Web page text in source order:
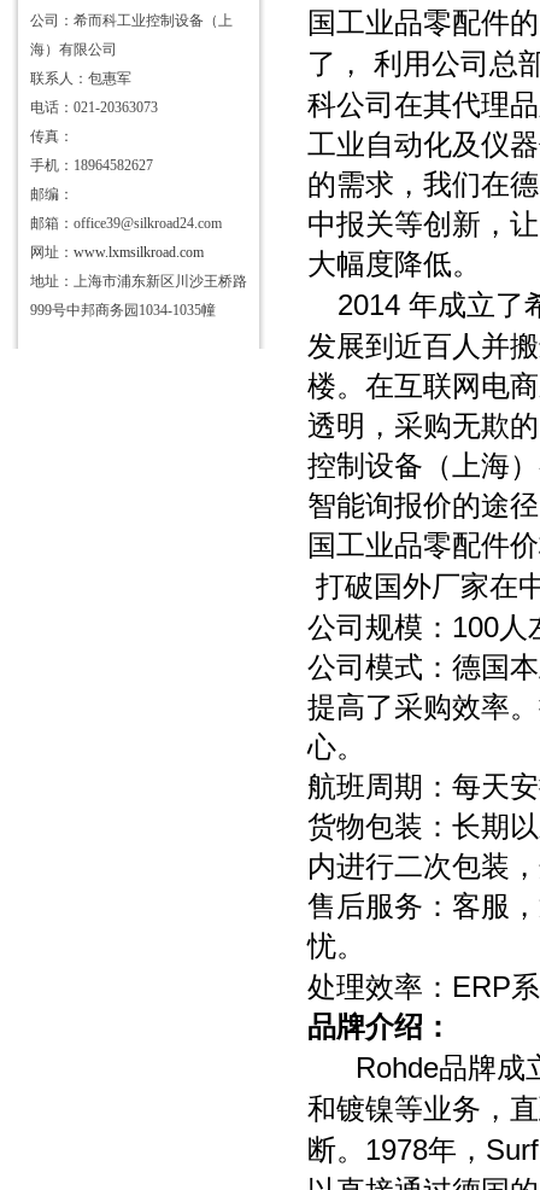
公司：希而科工业控制设备（上
海）有限公司
联系人：包惠军
电话：021-20363073
传真：
手机：18964582627
邮编：
邮箱：office39@silkroad24.com
网址： www.lxmsilkroad.com
地址：上海市浦东新区川沙王桥路
999号中邦商务园1034-1035幢
国工业品零配件
了，
利用公司总
科公司在其代理
工业自动化及仪
的需求，我们在
中报关等创新，
大幅度降低。
2014 年成立了
发展到近百人并
楼。在互联网电
透明，采购无欺
控制设备（上海
智能询报价的途
国工业品零配件
打破国外厂家在
公司规模： 100人
公司模式：德国
提高了采购效率
心。
航班周期：每天
货物包装：长期
内进行二次包装
售后服务：客服
忧。
处理效率： ERP
品牌介绍：
Rohde品牌成
和镀镍等业务，
断。 1978年，